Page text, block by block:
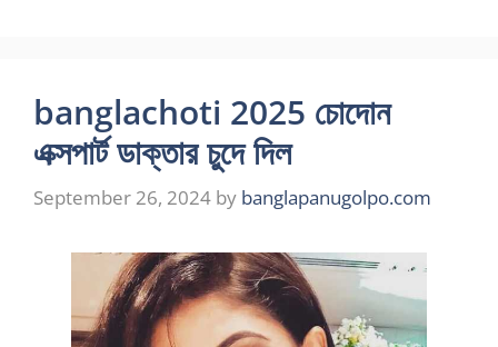
banglachoti 2025 চোদোন
এক্সপার্ট ডাক্তার চুদে দিল
September 26, 2024 by banglapanugolpo.com